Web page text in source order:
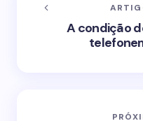
A condição